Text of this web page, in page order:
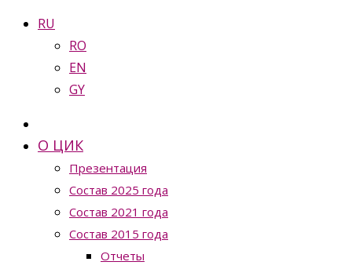
RU
RO
EN
GY
О ЦИК
Презентация
Состав 2025 года
Состав 2021 года
Состав 2015 года
Отчеты